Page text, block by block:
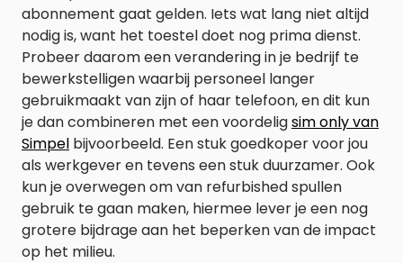
abonnement gaat gelden. Iets wat lang niet altijd
nodig is, want het toestel doet nog prima dienst.
Probeer daarom een verandering in je bedrijf te
bewerkstelligen waarbij personeel langer
gebruikmaakt van zijn of haar telefoon, en dit kun
je dan combineren met een voordeligsim only van
Simpel bijvoorbeeld. Een stuk goedkoper voor jou
als werkgever en tevens een stuk duurzamer. Ook
kun je overwegen om van refurbished spullen
gebruik te gaan maken, hiermee lever je een nog
grotere bijdrage aan het beperken van de impact
op het milieu.